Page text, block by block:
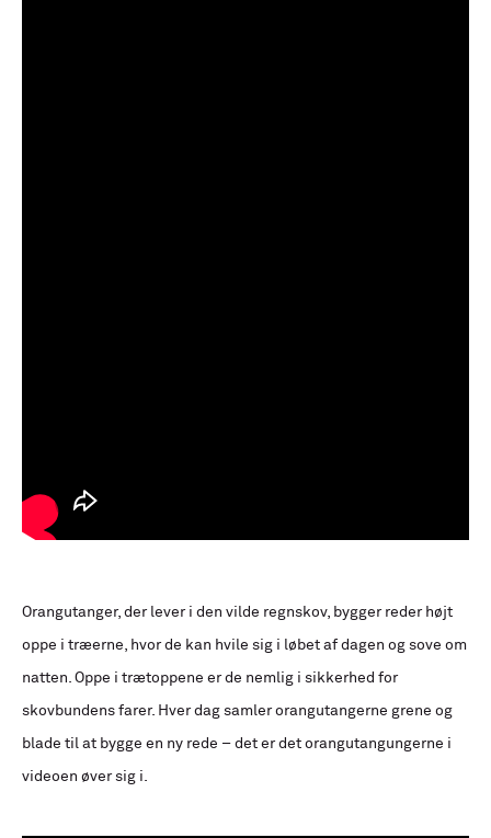
Orangutanger, der lever i den vilde regnskov, bygger reder højt
oppe i træerne, hvor de kan hvile sig i løbet af dagen og sove om
natten. Oppe i trætoppene er de nemlig i sikkerhed for
skovbundens farer. Hver dag samler orangutangerne grene og
blade til at bygge en ny rede – det er det orangutangungerne i
videoen øver sig i.